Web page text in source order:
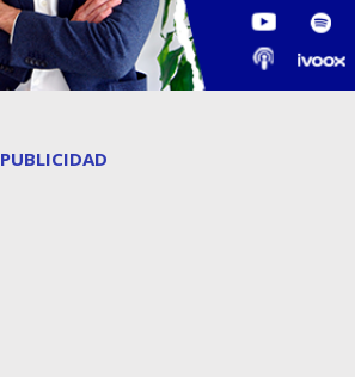
PUBLICIDAD